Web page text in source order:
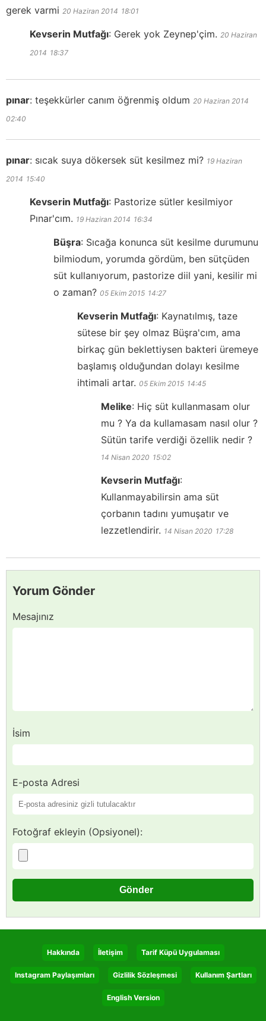
gerek varmi 20 Haziran 2014 18:01
Kevserin Mutfağı: Gerek yok Zeynep'çim. 20 Haziran
2014 18:37
pınar: teşekkürler canım öğrenmiş oldum 20 Haziran 2014
02:40
pınar: sıcak suya dökersek süt kesilmez mi? 19 Haziran
2014 15:40
Kevserin Mutfağı: Pastorize sütler kesilmiyor
Pınar'cım. 19 Haziran 2014 16:34
Büşra: Sıcağa konunca süt kesilme durumunu
bilmiodum, yorumda gördüm, ben sütçüden
süt kullanıyorum, pastorize diil yani, kesilir mi
o zaman? 05 Ekim 2015 14:27
Kevserin Mutfağı: Kaynatılmış, taze
sütese bir şey olmaz Büşra'cım, ama
birkaç gün beklettiysen bakteri üremeye
başlamış olduğundan dolayı kesilme
ihtimali artar. 05 Ekim 2015 14:45
Melike: Hiç süt kullanmasam olur
mu ? Ya da kullamasam nasıl olur ?
Sütün tarife verdiği özellik nedir ?
14 Nisan 2020 15:02
Kevserin Mutfağı:
Kullanmayabilirsin ama süt
çorbanın tadını yumuşatır ve
lezzetlendirir. 14 Nisan 2020 17:28
Yorum Gönder
Mesajınız
İsim
E-posta Adresi
Fotoğraf ekleyin (Opsiyonel):
Hakkında İletişim Tarif Küpü Uygulaması
Instagram Paylaşımları Gizlilik Sözleşmesi Kullanım Şartları
English Version